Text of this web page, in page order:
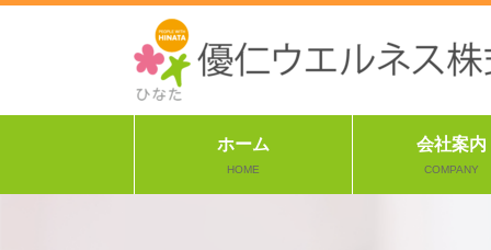
ホーム
HOME
会社案内
COMPANY